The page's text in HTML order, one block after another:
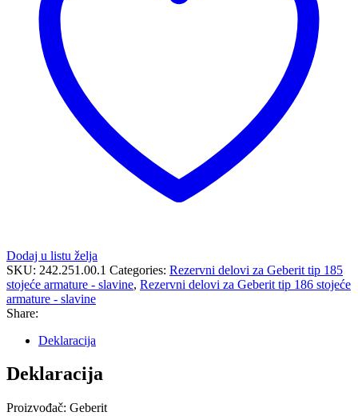
186
količina
Dodaj u listu želja
SKU: 242.251.00.1 Categories: Rezervni delovi za Geberit tip 185
stojeće armature - slavine, Rezervni delovi za Geberit tip 186 stojeće
armature - slavine
Share:
Deklaracija
Deklaracija
Proizvođač: Geberit